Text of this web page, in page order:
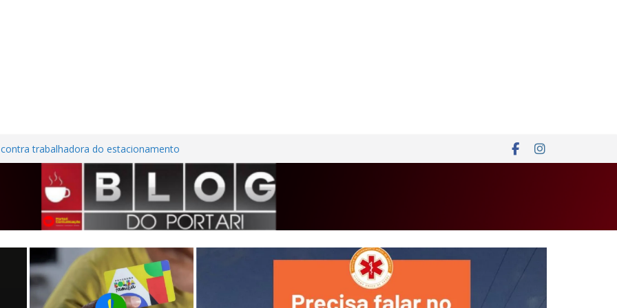
trabalhadora do estacionamento
Frutal
Nordestina
casa desabitada e furtam bicicleta,
no Centro de Frutal
em investimentos, obras de melhoria
em ritmo avançado